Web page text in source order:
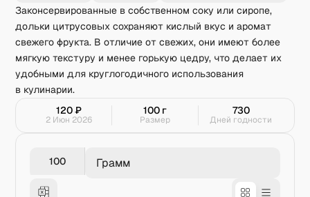
Законсервированные в собственном соку или сиропе,
дольки цитрусовых сохраняют кислый вкус и аромат
свежего фрукта. В отличие от свежих, они имеют более
мягкую текстуру и менее горькую цедру, что делает их
удобными для круглогодичного использования
в кулинарии.
120₽
2 Июн 2026
100 г
Размер
730
Дней годности
Грамм